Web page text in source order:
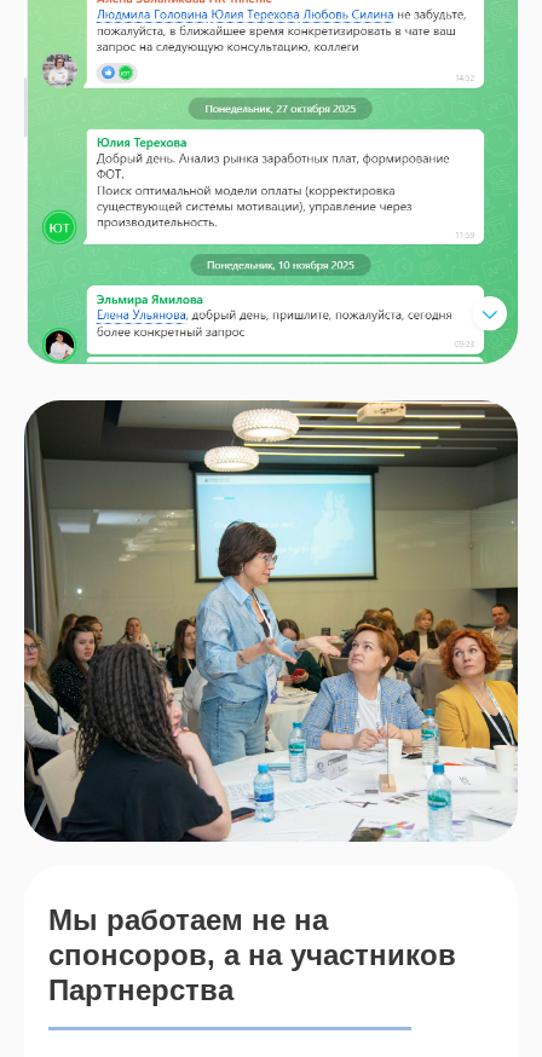
Мы работаем не на
спонсоров, а на участников
Партнерства